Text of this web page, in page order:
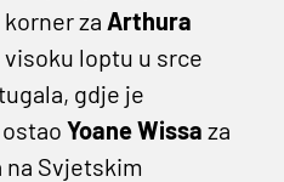
za Arthura
loptu u srce
gdje je
Yoane Wissa za
na Svjetskim